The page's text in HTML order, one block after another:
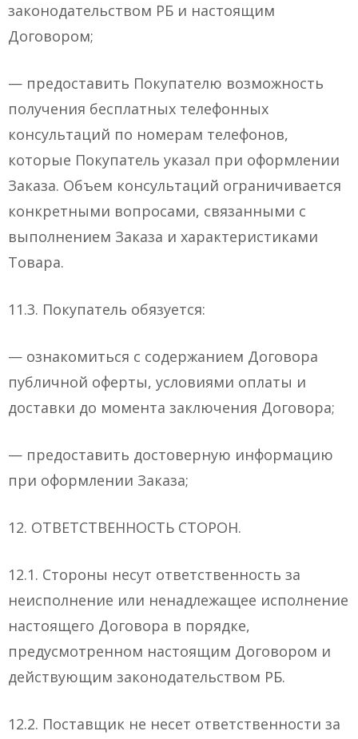
законодательством РБ и настоящим
Договором;
— предоставить Покупателю возможность
получения бесплатных телефонных
консультаций по номерам телефонов,
которые Покупатель указал при оформлении
Заказа. Объем консультаций ограничивается
конкретными вопросами, связанными с
выполнением Заказа и характеристиками
Товара.
11.3. Покупатель обязуется:
— ознакомиться с содержанием Договора
публичной оферты, условиями оплаты и
доставки до момента заключения Договора;
— предоставить достоверную информацию
при оформлении Заказа;
12. ОТВЕТСТВЕННОСТЬ СТОРОН.
12.1. Стороны несут ответственность за
неисполнение или ненадлежащее исполнение
настоящего Договора в порядке,
предусмотренном настоящим Договором и
действующим законодательством РБ.
12.2. Поставщик не несет ответственности за